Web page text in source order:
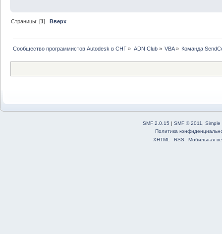
Страницы: [1]Вверх
Сообщество программистов Autodesk в СНГ » ADN Club» VBA» Команда
SMF 2.0.15 | SMF © 2011
Simple
Политика
XHTML
RSS Мобильная